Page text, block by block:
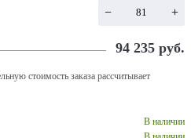
− +
94 235 руб.
стоимость заказа рассчитывает
В наличии